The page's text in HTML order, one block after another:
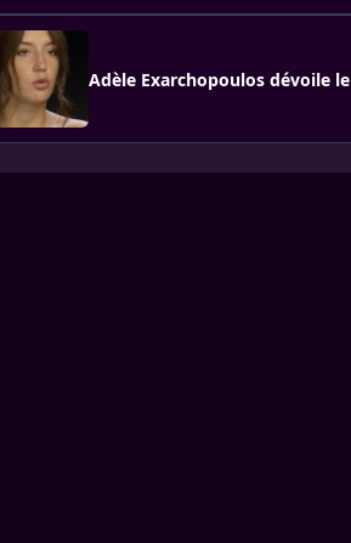
Adèle Exarchopoulos dévoile